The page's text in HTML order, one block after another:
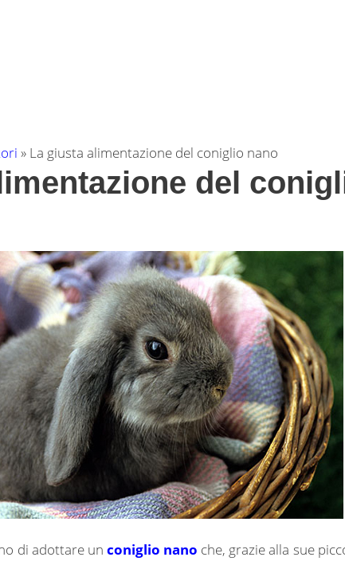
» La giusta alimentazione del coniglio nano
del
di adottare un coniglio nano che, grazie alla sue